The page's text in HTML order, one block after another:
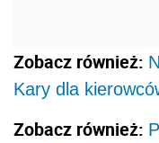
Zobacz również:
Kary dla
Zobacz również: